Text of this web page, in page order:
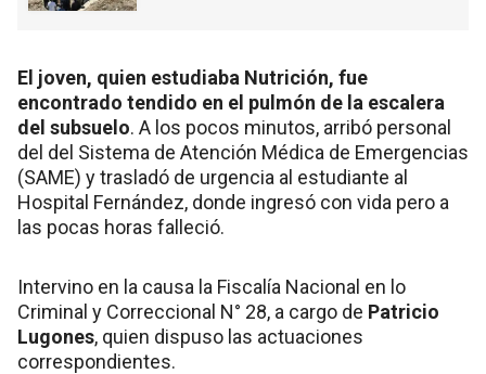
El joven, quien estudiaba Nutrición, fue
encontrado tendido en el pulmón de la escalera
del subsuelo. A los pocos minutos, arribó personal
del del Sistema de Atención Médica de Emergencias
(SAME) y trasladó de urgencia al estudiante al
Hospital Fernández, donde ingresó con vida pero a
las pocas horas falleció.
Intervino en la causa la Fiscalía Nacional en lo
Criminal y Correccional N° 28, a cargo de Patricio
Lugones, quien dispuso las actuaciones
correspondientes.